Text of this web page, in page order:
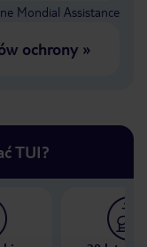
Mondial Assistance
ochrony»
TUI?